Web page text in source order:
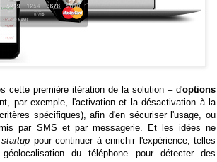
cette première itération de la solution – d'options
par exemple, l'activation et la désactivation à la
spécifiques), afin d'en sécuriser l'usage, ou
par SMS et par messagerie. Et les idées ne
startup pour continuer à enrichir l'expérience, telles
du téléphone pour détecter des